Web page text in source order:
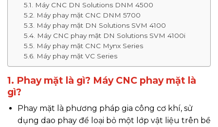
5.1. Máy CNC DN Solutions DNM 4500
5.2. Máy phay mặt CNC DNM 5700
5.3. Máy phay mặt DN Solutions SVM 4100
5.4. Máy CNC phay mặt DN Solutions SVM 4100i
5.5. Máy phay mặt CNC Mynx Series
5.6. Máy phay mặt VC Series
1. Phay mặt là gì? Máy CNC phay mặt là
gì?
Phay mặt là phương pháp gia công cơ khí, sử
dụng dao phay để loại bỏ một lớp vật liệu trên bề